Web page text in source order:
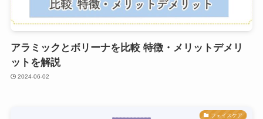
アラミックとボリーナを比較 特徴・メリットデメリ
ットを解説
2024-06-02
フェイスケア